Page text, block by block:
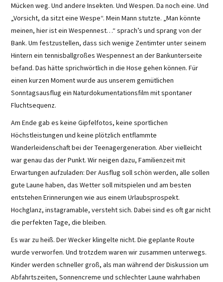
Mücken weg. Und andere Insekten. Und Wespen. Da noch eine. Und
„Vorsicht, da sitzt eine Wespe“. Mein Mann stutzte. „Man könnte
meinen, hier ist ein Wespennest…“ sprach’s und sprang von der
Bank. Um festzustellen, dass sich wenige Zentimter unter seinem
Hintern ein tennisballgroßes Wespennest an der Bankunterseite
befand. Das hätte sprichwörtlich in die Hose gehen können. Für
einen kurzen Moment wurde aus unserem gemütlichen
Sonntagsausflug ein Naturdokumentationsfilm mit spontaner
Fluchtsequenz.
Am Ende gab es keine Gipfelfotos, keine sportlichen
Höchstleistungen und keine plötzlich entflammte
Wanderleidenschaft bei der Teenagergeneration. Aber vielleicht
war genau das der Punkt. Wir neigen dazu, Familienzeit mit
Erwartungen aufzuladen: Der Ausflug soll schön werden, alle sollen
gute Laune haben, das Wetter soll mitspielen und am besten
entstehen Erinnerungen wie aus einem Urlaubsprospekt.
Hochglanz, instagramable, versteht sich. Dabei sind es oft gar nicht
die perfekten Tage, die bleiben.
Es war zu heiß. Der Wecker klingelte nicht. Die geplante Route
wurde verworfen. Und trotzdem waren wir zusammen unterwegs.
Kinder werden schneller groß, als man während der Diskussion um
Abfahrtszeiten, Sonnencreme und schlechter Laune wahrhaben